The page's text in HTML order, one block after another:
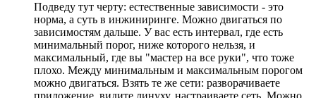
Подведу тут черту: естественные зависимости - это
норма, а суть в инжиниринге. Можно двигаться по
зависимостям дальше. У вас есть интервал, где есть
минимальный порог, ниже которого нельзя, и
максимальный, где вы "мастер на все руки", что тоже
плохо. Между минимальным и максимальным порогом
можно двигаться. Взять те же сети: разворачиваете
приложение, видите линуху, настраиваете сеть. Можно